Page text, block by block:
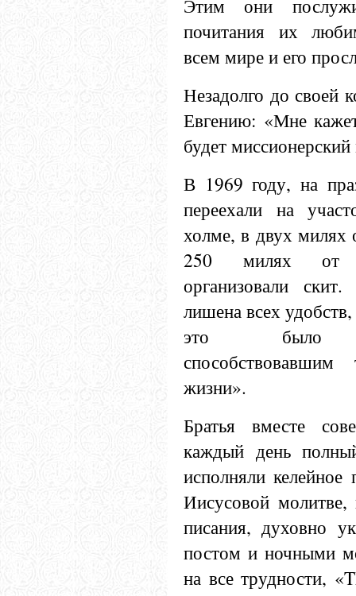
Этим они
почитания их
всем мире и его
Незадолго до своей
Евгению: «Мне
будет
В 1969 году, на
переехали на
холме, в двух милях
250 миляхот
организовали
лишена всех
это было
способствовавшим
жизни».
Братья вместе
каждый день
исполняли
Иисусовой молитве,
писания, духовно
постом и ночными
на все трудности,